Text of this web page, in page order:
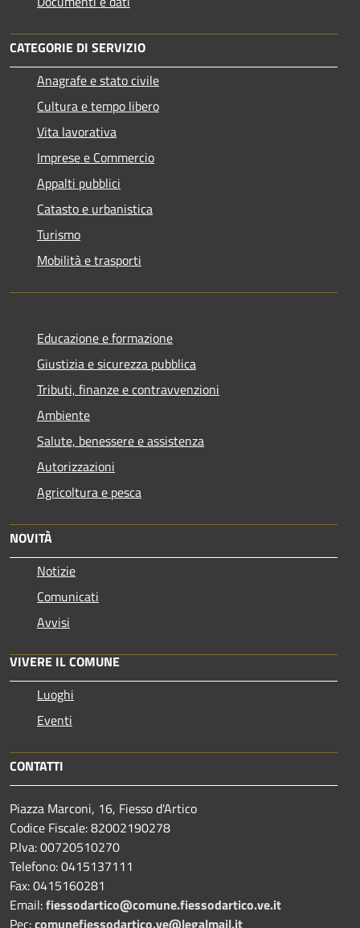
CATEGORIE DI SERVIZIO
Anagrafe e stato civile
Cultura e tempo libero
Vita lavorativa
Imprese e Commercio
Appalti pubblici
Catasto e urbanistica
Turismo
Mobilità e trasporti
Educazione e formazione
Giustizia e sicurezza pubblica
Tributi, finanze e contravvenzioni
Ambiente
Salute, benessere e assistenza
Autorizzazioni
Agricoltura e pesca
NOVITÀ
Notizie
Comunicati
Avvisi
VIVERE IL COMUNE
Luoghi
Eventi
CONTATTI
Piazza Marconi, 16, Fiesso d'Artico
Codice Fiscale: 82002190278
P.Iva: 00720510270
Telefono:0415137111
Fax:0415160281
Email:fiessodartico@comune.fiessodartico.ve.it
Pec:comunefiessodartico.ve@legalmail.it